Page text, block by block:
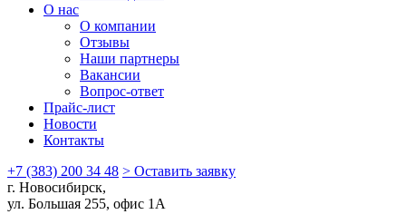
О нас
О компании
Отзывы
Наши партнеры
Вакансии
Вопрос-ответ
Прайс-лист
Новости
Контакты
+7 (383) 200 34 48 > Оставить заявку
г. Новосибирск,
ул. Большая 255, офис 1А